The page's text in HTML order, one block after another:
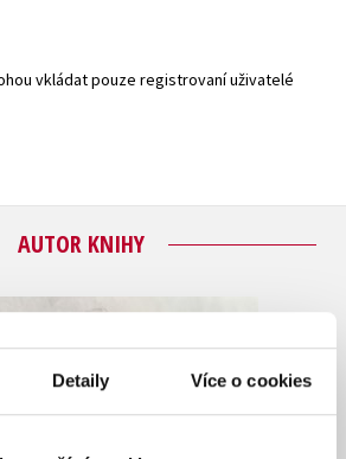
Detaily Více o cookies
vkládat pouze registrovaní uživatelé
AUTOR KNIHY